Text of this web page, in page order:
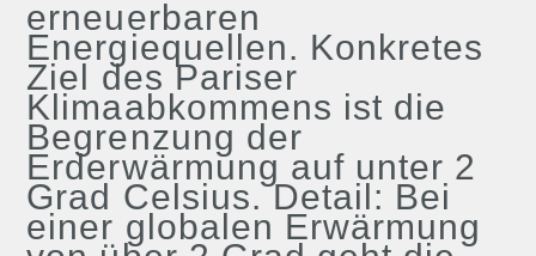
erneuerbaren
Energiequellen. Konkretes
Ziel des Pariser
Klimaabkommens ist die
Begrenzung der
Erderwärmung auf unter 2
Grad Celsius. Detail: Bei
einer globalen Erwärmung